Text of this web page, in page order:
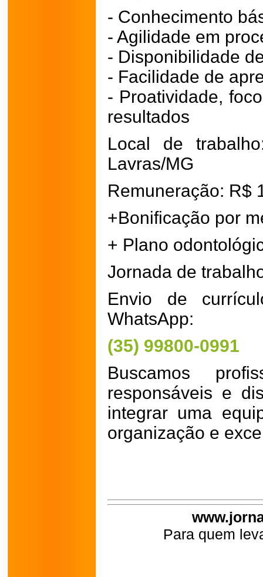
- Conhecimento
- Agilidade em
- Disponibilidade
- Facilidade de
- Proatividade,
resultados
Local de
Lavras/MG
Remuneração: R$
+Bonificação por
+ Plano
Jornada de
Envio de
WhatsApp:
(35) 99800-0991
Buscamos
responsáveis e
integrar uma
organização e
Para quem